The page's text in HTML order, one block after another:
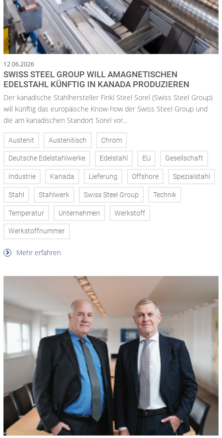
12.06.2026
SWISS STEEL GROUP WILL AMAGNETISCHEN
EDELSTAHL KÜNFTIG IN KANADA PRODUZIEREN
Der kanadische Stahlhersteller Finkl Steel Sorel (Swiss Steel Group)
will künftig das europäische Know-how der Swiss Steel Group und
die am kanadischen Standort Sorel vor...
Austenit Austenitisch Chrom
Deutsche Edelstahlwerke Edelstahl EU Gesellschaft
Industrie Kanada Lieferung Offshore Spezialstahl
Stahl Stahlwerk Swiss Steel Group Technik
Temperatur Unternehmen Werkstoff
Werkstoffnummer
Mehr erfahren